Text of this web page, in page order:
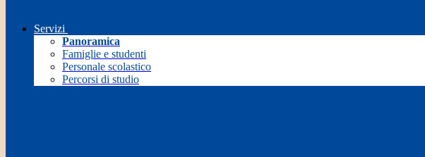
Servizi
Panoramica
Famiglie e studenti
Personale scolastico
Percorsi di studio